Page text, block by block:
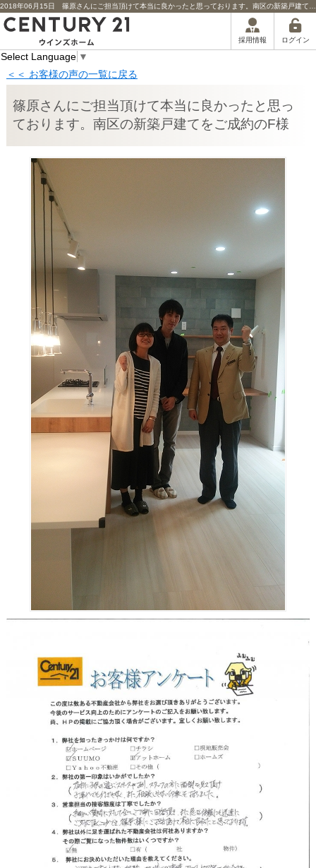
採用情報 ログイン
Select Language ▼
＜＜ お客様の声の一覧に戻る
篠原さんにご担当頂けて本当に良かったと思っ
ております。南区の新築戸建てをご成約のF様